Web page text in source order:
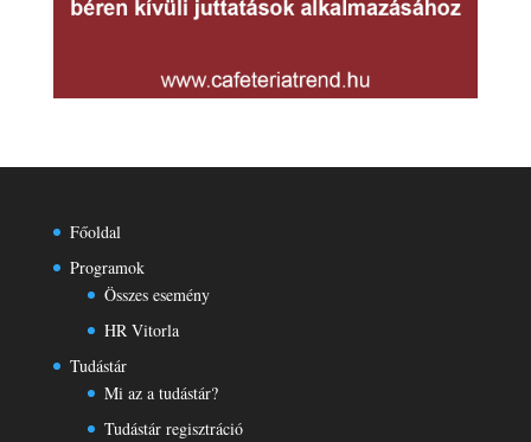
Főoldal
Programok
Összes esemény
HR Vitorla
Tudástár
Mi az a tudástár?
Tudástár regisztráció